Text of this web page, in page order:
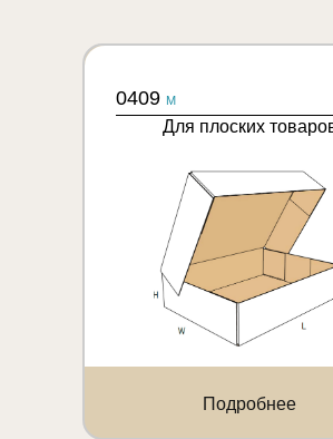
0409 M
Для плоских
Подробнее